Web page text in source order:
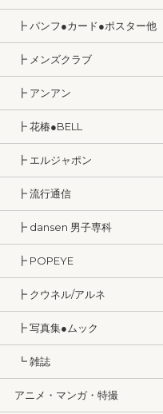
┣ パンフ●カード●ポスター他
┣ メンズクラブ
┣ アンアン
┣ 花椿●BELL
┣ エルジャポン
┣ 流行通信
┣ dansen 男子専科
┣ POPEYE
┣ クウネル/アルネ
┣ 写真集●ムック
┗ 雑誌
アニメ・マンガ・特撮